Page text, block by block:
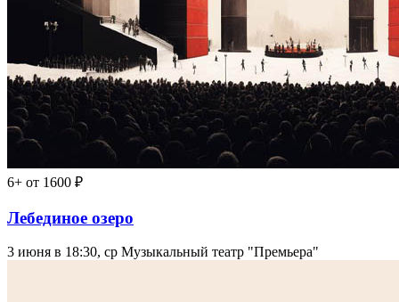
6+ от 1600 ₽
Лебединое озеро
3 июня в 18:30, ср Музыкальный театр "Премьера"